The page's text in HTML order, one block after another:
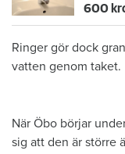
Ringer gör dock
vatten genom taket.
När Öbo börjar
sig att den är större